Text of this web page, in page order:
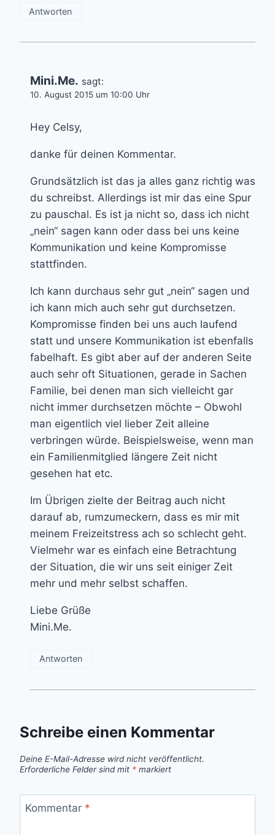
Antworten
Mini.Me. sagt:
10. August 2015 um 10:00 Uhr
Hey Celsy,
danke für deinen Kommentar.
Grundsätzlich ist das ja alles ganz richtig was
du schreibst. Allerdings ist mir das eine Spur
zu pauschal. Es ist ja nicht so, dass ich nicht
„nein“ sagen kann oder dass bei uns keine
Kommunikation und keine Kompromisse
stattfinden.
Ich kann durchaus sehr gut „nein“ sagen und
ich kann mich auch sehr gut durchsetzen.
Kompromisse finden bei uns auch laufend
statt und unsere Kommunikation ist ebenfalls
fabelhaft. Es gibt aber auf der anderen Seite
auch sehr oft Situationen, gerade in Sachen
Familie, bei denen man sich vielleicht gar
nicht immer durchsetzen möchte – Obwohl
man eigentlich viel lieber Zeit alleine
verbringen würde. Beispielsweise, wenn man
ein Familienmitglied längere Zeit nicht
gesehen hat etc.
Im Übrigen zielte der Beitrag auch nicht
darauf ab, rumzumeckern, dass es mir mit
meinem Freizeitstress ach so schlecht geht.
Vielmehr war es einfach eine Betrachtung
der Situation, die wir uns seit einiger Zeit
mehr und mehr selbst schaffen.
Liebe Grüße
Mini.Me.
Antworten
Schreibe einen Kommentar
Deine E-Mail-Adresse wird nicht veröffentlicht.
Erforderliche Felder sind mit * markiert
Kommentar *